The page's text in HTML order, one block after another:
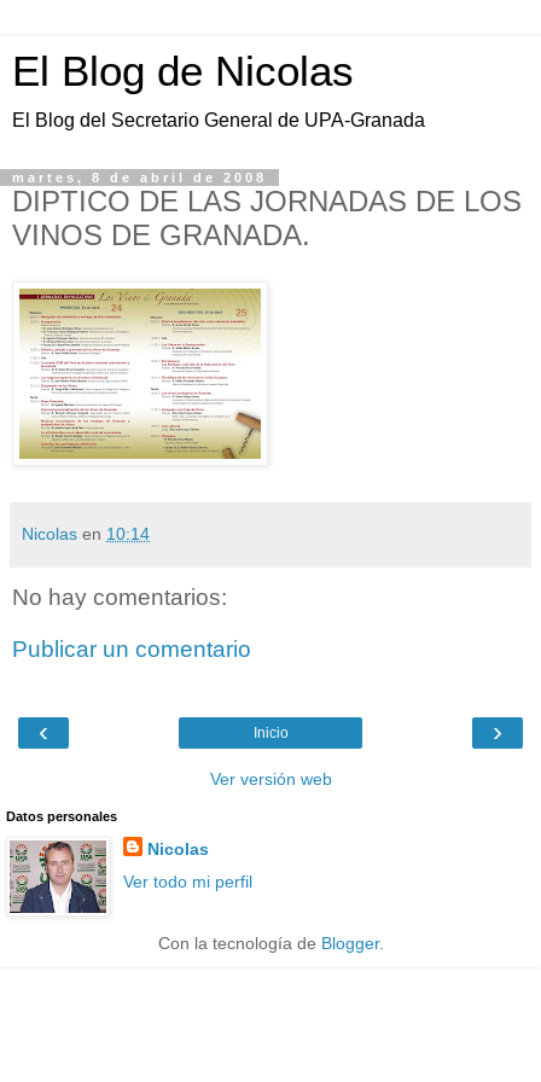
El Blog de Nicolas
El Blog del Secretario General de UPA-Granada
martes, 8 de abril de 2008
DIPTICO DE LAS JORNADAS DE LOS
VINOS DE GRANADA.
Nicolas en 10:14
No hay comentarios:
Publicar un comentario
‹ ›
Inicio
Ver versión web
Datos personales
Nicolas
Ver todo mi perfil
Con la tecnología de Blogger.